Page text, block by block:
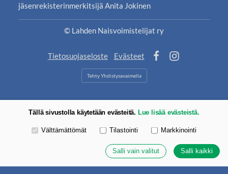
jäsenrekisterinmerkitsijä Anita Jokinen
© Lahden Naisvoimistelijat ry
Tietosuojaseloste
Evästeet
Tehty Yhdistysavaimella
Tällä sivustolla käytetään evästeitä. Lue lisää evästeistä.
Valitse käytettävät evästeet
Välttämättömät Tilastointi Markkinointi
Salli vain valitut Salli kaikki